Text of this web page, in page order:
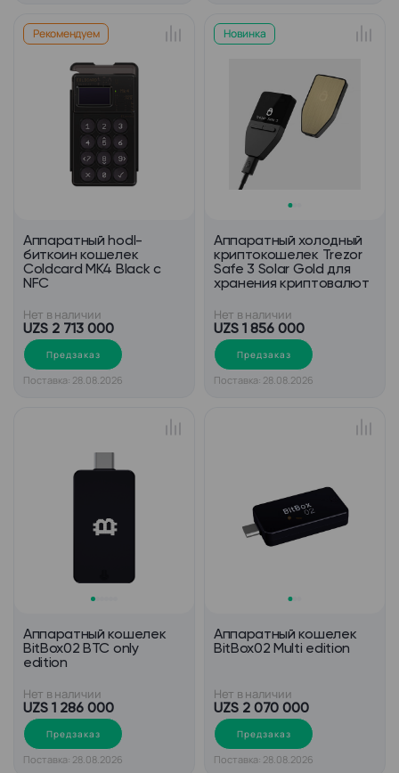
Рекомендуем
Аппаратный hodl-
биткоин кошелек
Coldcard MK4 Black с
NFC
Нет в наличии
UZS 2 713 000
Предзаказ
Поставка: 28.08.2026
Новинка
Аппаратный холодный
криптокошелек Trezor
Safe 3 Solar Gold для
хранения криптовалют
Нет в наличии
UZS 1 856 000
Предзаказ
Поставка: 28.08.2026
Аппаратный кошелек
BitBox02 BTC only
edition
Нет в наличии
UZS 1 286 000
Предзаказ
Поставка: 28.08.2026
Аппаратный кошелек
BitBox02 Multi edition
Нет в наличии
UZS 2 070 000
Предзаказ
Поставка: 28.08.2026